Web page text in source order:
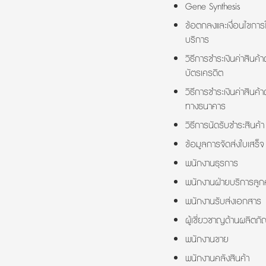
Gene Synthesis
ข้อตกลงและเงื่อนไขการ
บริการ
วิธีการชำระเงินค่าสินค้
บัตรเครดิต
วิธีการชำระเงินค่าสินค้
ทางธนาคาร
วิธีการนัดรับชำระสินค้า
ข้อมูลการจัดส่งใบเสร็จ
พนักงานธุรการ
พนักงานฝ่ายบริการลูก
พนักงานรับส่งเอกสาร
ผู้เชี่ยวชาญด้านผลิต
พนักงานขาย
พนักงานคลังสินค้า